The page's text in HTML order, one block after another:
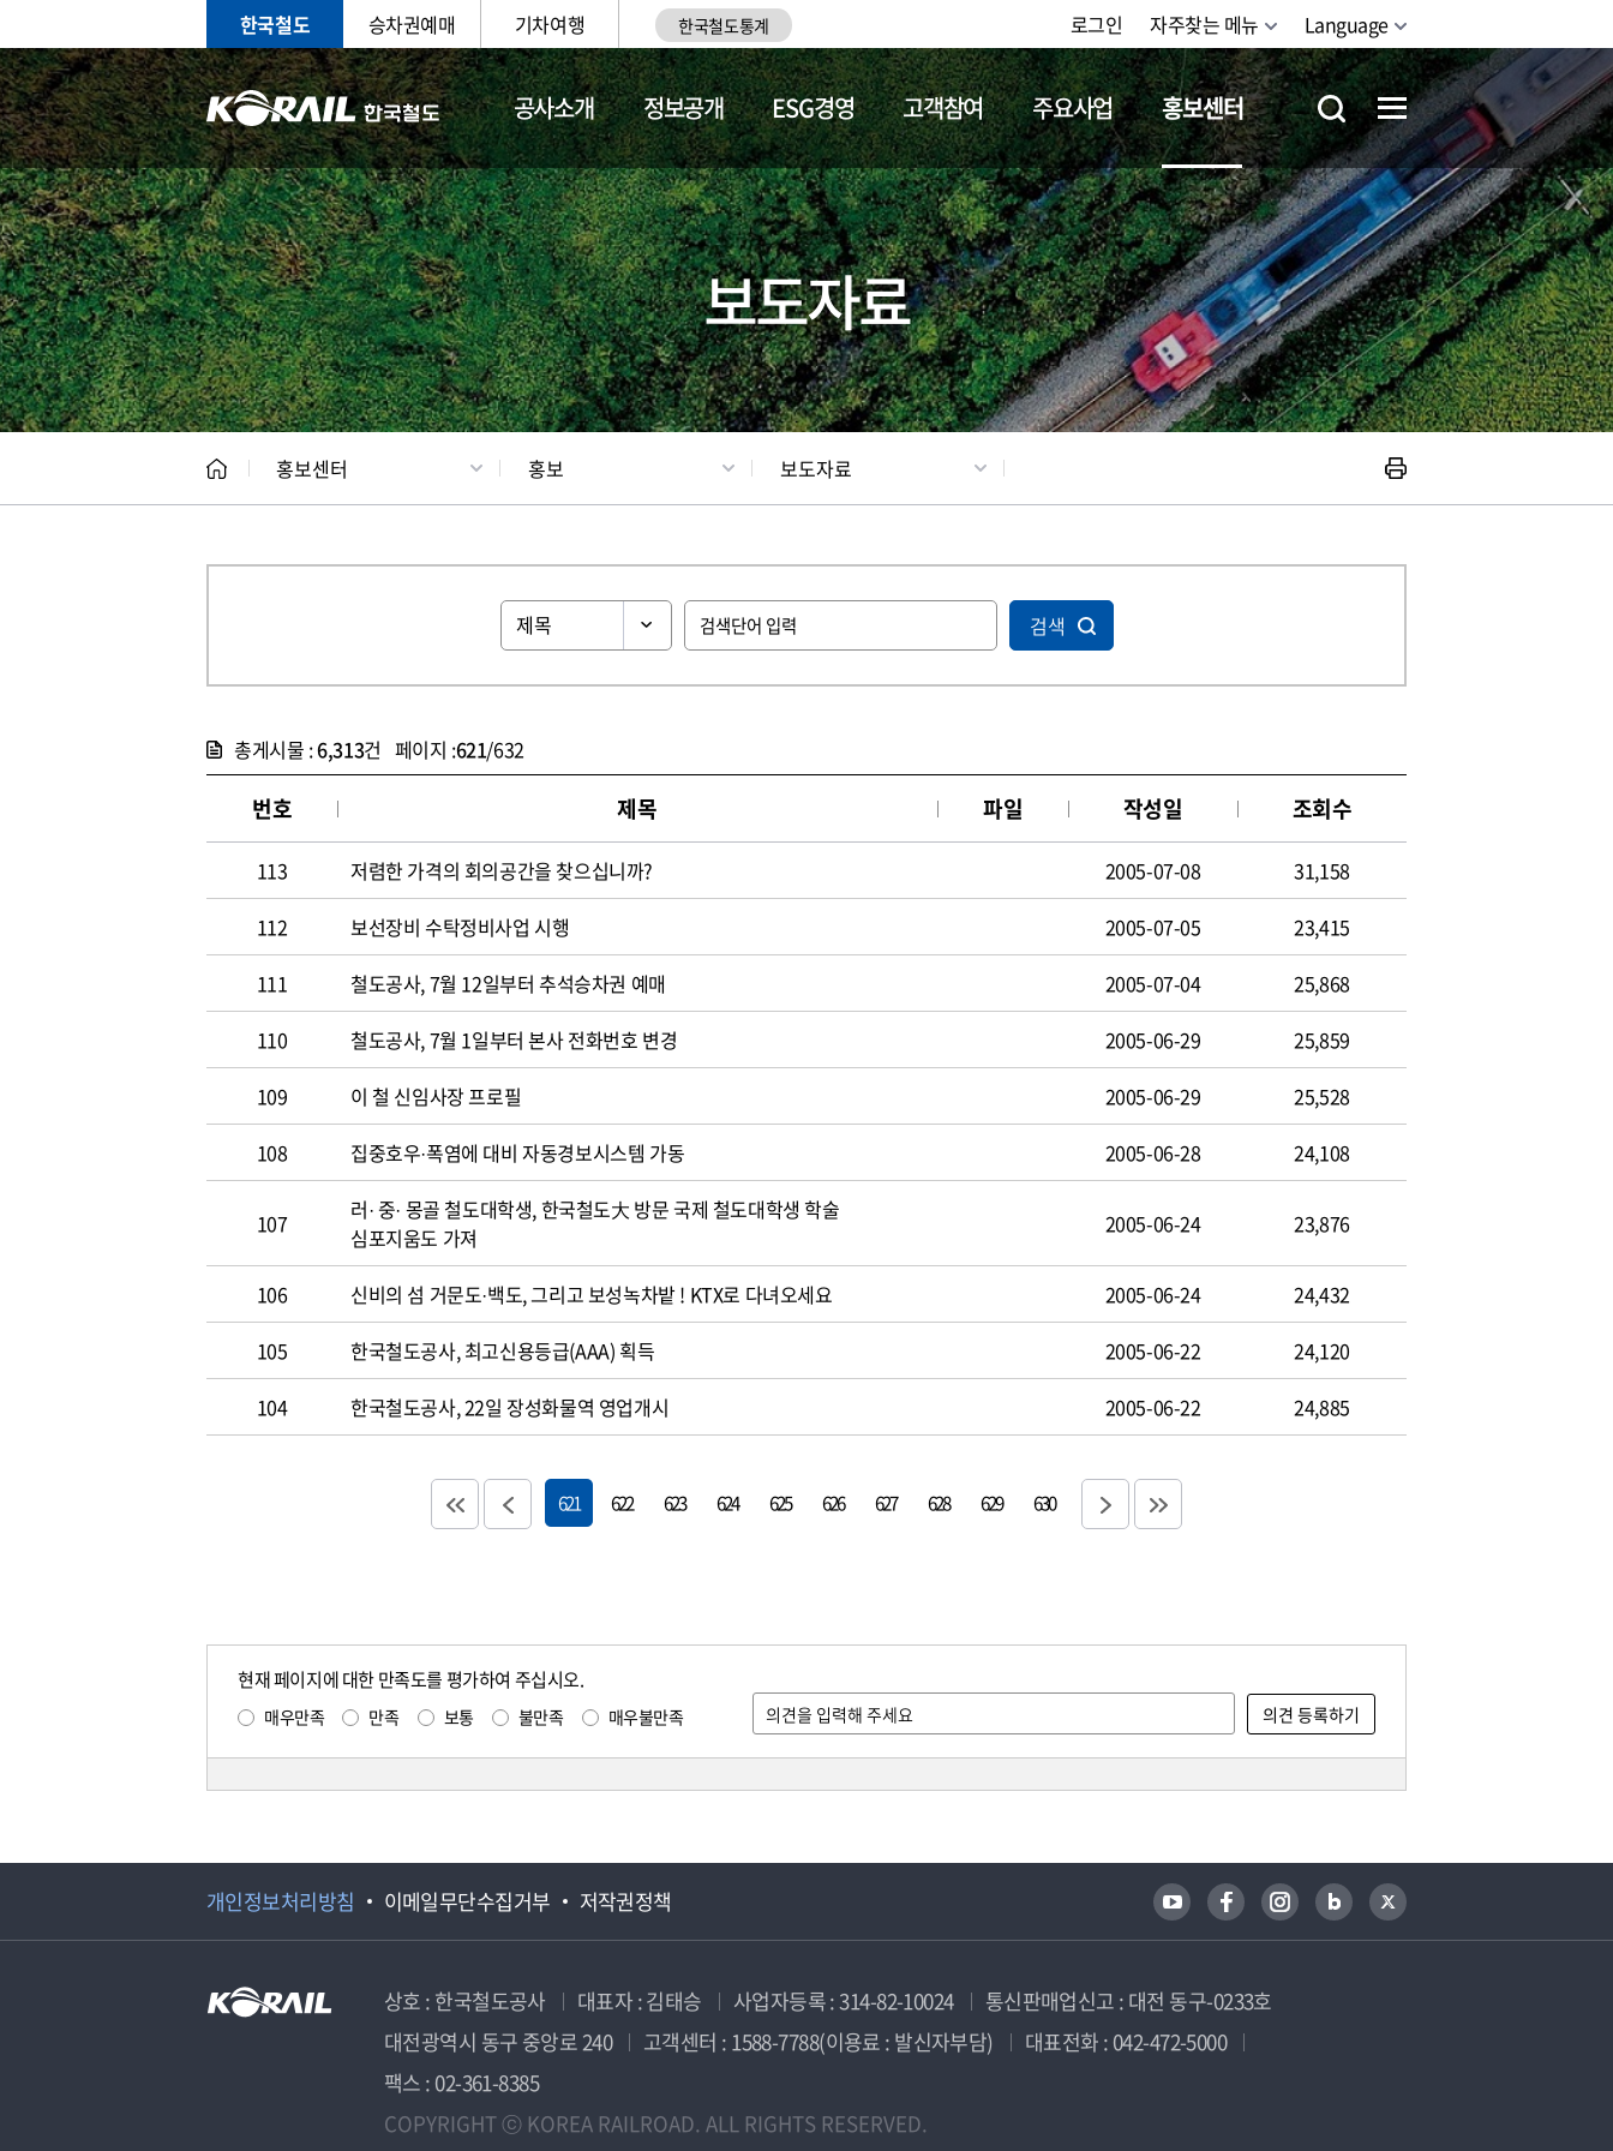
한국철도 승차권예매 기차여행 한국철도통계 로그인 자주찾는 메뉴 Language
공사소개 정보공개 ESG경영 고객참여 주요사업 홍보센터
홍보 문화사업 갤러리 기차소개 철도체험
보도자료
홍보센터 홍보 보도자료
검색
총게시물 :6,313건 페이지 :621/632
번호 제목 파일 작성일 조회수
113 저렴한 가격의 회의공간을 찾으십니까? 2005-07-08
31,158
112
보선장비 수탁정비사업 시행 2005-07-05
23,415
111
철도공사, 7월 12일부터 추석승차권 예매 2005-07-04
25,868
110
철도공사, 7월 1일부터 본사 전화번호 변경 2005-06-29
25,859
109
이 철 신임사장 프로필 2005-06-29
25,528
108
집중호우·폭염에 대비 자동경보시스템 가동 2005-06-28 24,108
107
러· 중· 몽골 철도대학생, 한국철도大 방문 국제 철도대학생 학술
심포지움도 가져
2005-06-24 23,876
106 신비의 섬 거문도·백도, 그리고 보성녹차밭 ! KTX로 다녀오세요 2005-06-24
24,432
105
한국철도공사, 최고신용등급(AAA) 획득 2005-06-22
24,120
104
한국철도공사, 22일 장성화물역 영업개시 2005-06-22 24,885
621 622 623 624 625 626 627 628 629 630
현재 페이지에 대한 만족도를 평가하여 주십시오.
매우만족 만족 보통 불만족 매우불만족
개인정보처리방침 이메일무단수집거부 저작권정책
상호 : 한국철도공사 대표자 : 김태승 사업자등록 : 314-82-10024
통신판매업신고 : 대전 동구-0233호
대전광역시 동구 중앙로 240
고객센터 : 1588-7788(이용료 : 발신자부담)
대표전화 : 042-472-5000
팩스 : 02-361-8385
COPYRIGHT ⓒ KOREA RAILROAD. ALL RIGHTS RESERVED.